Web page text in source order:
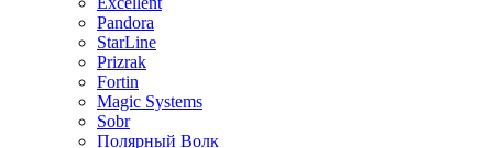
Pandora
StarLine
Prizrak
Fortin
Magic Systems
Sobr
Полярный Волк